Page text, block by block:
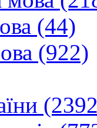
(44)
(922)